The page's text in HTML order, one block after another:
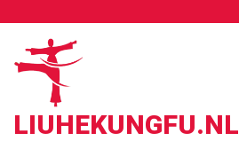
inhoud
LIUHEKUNGFU.NL